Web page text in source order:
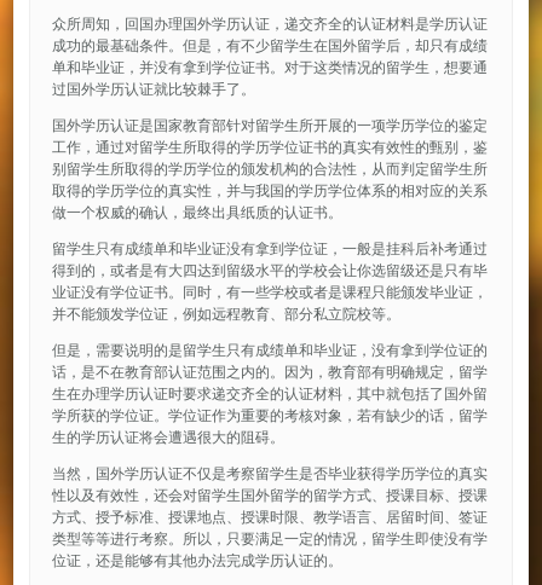
众所周知，回国办理国外学历认证，递交齐全的认证材料是学历认证
成功的最基础条件。但是，有不少留学生在国外留学后，却只有成绩
单和毕业证，并没有拿到学位证书。对于这类情况的留学生，想要通
过国外学历认证就比较棘手了。
国外学历认证是国家教育部针对留学生所开展的一项学历学位的鉴定
工作，通过对留学生所取得的学历学位证书的真实有效性的甄别，鉴
别留学生所取得的学历学位的颁发机构的合法性，从而判定留学生所
取得的学历学位的真实性，并与我国的学历学位体系的相对应的关系
做一个权威的确认，最终出具纸质的认证书。
留学生只有成绩单和毕业证没有拿到学位证，一般是挂科后补考通过
得到的，或者是有大四达到留级水平的学校会让你选留级还是只有毕
业证没有学位证书。同时，有一些学校或者是课程只能颁发毕业证，
并不能颁发学位证，例如远程教育、部分私立院校等。
但是，需要说明的是留学生只有成绩单和毕业证，没有拿到学位证的
话，是不在教育部认证范围之内的。因为，教育部有明确规定，留学
生在办理学历认证时要求递交齐全的认证材料，其中就包括了国外留
学所获的学位证。学位证作为重要的考核对象，若有缺少的话，留学
生的学历认证将会遭遇很大的阻碍。
当然，国外学历认证不仅是考察留学生是否毕业获得学历学位的真实
性以及有效性，还会对留学生国外留学的留学方式、授课目标、授课
方式、授予标准、授课地点、授课时限、教学语言、居留时间、签证
类型等等进行考察。所以，只要满足一定的情况，留学生即使没有学
位证，还是能够有其他办法完成学历认证的。